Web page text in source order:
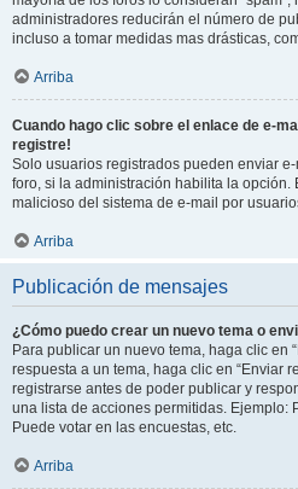
administradores reducirán el número de
incluso a tomar medidas mas drásticas,
Arriba
Cuando hago clic sobre el enlace de e-
registre!
Solo usuarios registrados pueden enviar
foro, si la administración habilita la opción.
malicioso del sistema de e-mail por
Arriba
Publicación de mensajes
¿Cómo puedo crear un nuevo tema o
Para publicar un nuevo tema, haga clic en
respuesta a un tema, haga clic en “Enviar
registrarse antes de poder publicar y
una lista de acciones permitidas. Ejemplo:
Puede votar en las encuestas, etc.
Arriba